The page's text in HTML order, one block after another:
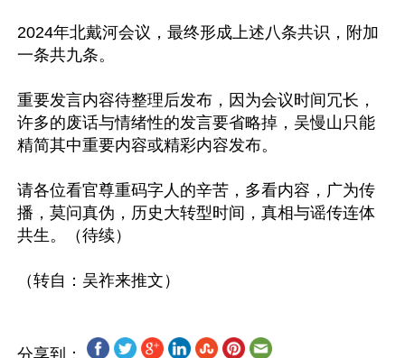
2024年北戴河会议，最终形成上述八条共识，附加
一条共九条。
重要发言内容待整理后发布，因为会议时间冗长，
许多的废话与情绪性的发言要省略掉，吴慢山只能
精简其中重要内容或精彩内容发布。
请各位看官尊重码字人的辛苦，多看内容，广为传
播，莫问真伪，历史大转型时间，真相与谣传连体
共生。（待续）
分享到：